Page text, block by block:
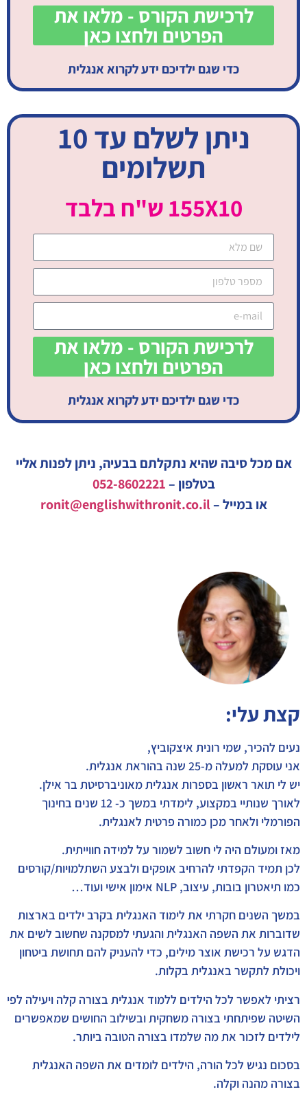
לרכישת הקורס - מלאו את
הפרטים ולחצו כאן
כדי שגם ילדיכם ידע לקרוא אנגלית
ניתן לשלם עד 10
תשלומים
155X10 ש"ח בלבד
לרכישת הקורס - מלאו את
הפרטים ולחצו כאן
כדי שגם ילדיכם ידע לקרוא אנגלית
אם מכל סיבה שהיא נתקלתם בבעיה, ניתן לפנות אליי
בטלפון –052-8602221
או במייל –ronit@englishwithronit.co.il
קצת עלי:
נעים להכיר, שמי רונית איצקוביץ,
אני עוסקת למעלה מ-25 שנה בהוראת אנגלית.
יש לי תואר ראשון בספרות אנגלית מאוניברסיטת בר אילן.
לאורך שנותיי במקצוע, לימדתי במשך כ- 12 שנים בחינוך
הפורמלי ולאחר מכן כמורה פרטית לאנגלית.
מאז ומעולם היה לי חשוב לשמור על למידה חווייתית.
לכן תמיד הקפדתי להרחיב אופקים ולבצע השתלמויות/קורסים
כמו תיאטרון בובות, עיצוב, NLP אימון אישי ועוד…
במשך השנים חקרתי את לימוד האנגלית בקרב ילדים בארצות
שדוברות את השפה האנגלית והגעתי למסקנה שחשוב לשים את
הדגש על רכישת אוצר מילים, כדי להעניק להם תחושת ביטחון
ויכולת לתקשר באנגלית בקלות.
רציתי לאפשר לכל הילדים ללמוד אנגלית בצורה קלה ויעילה לפי
השיטה שפיתחתי בצורה משחקית ובשילוב החושים שמאפשרים
לילדים לזכור את מה שלמדו בצורה הטובה ביותר.
בסכום נגיש לכל הורה, הילדים לומדים את השפה האנגלית
בצורה מהנה וקלה.